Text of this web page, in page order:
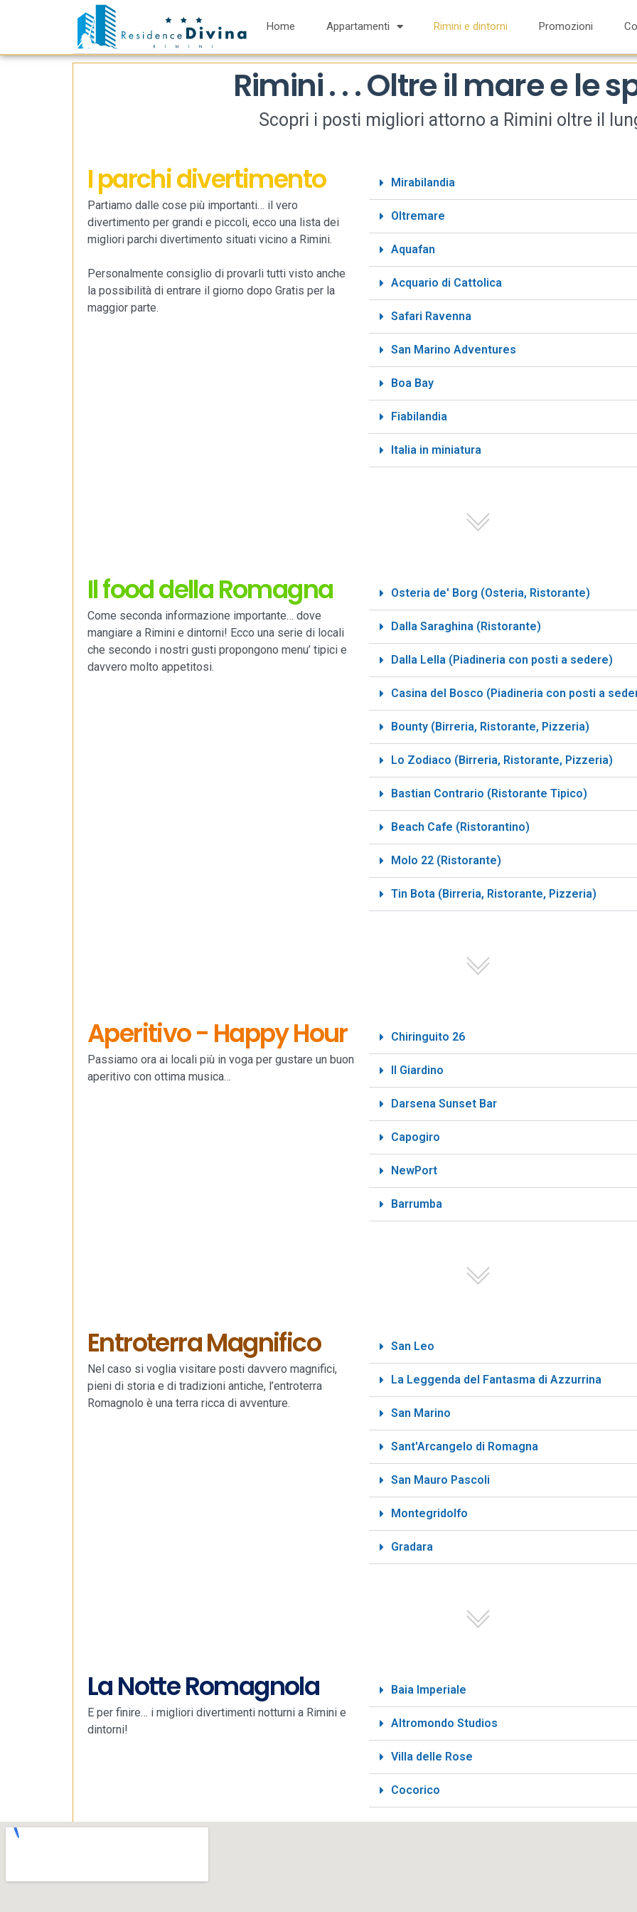
Home Appartamenti Rimini e dintorni Promozioni
Rimini . . . Oltre il mare e le
Scopri i posti migliori attorno a Rimini oltre il
I parchi divertimento
Partiamo dalle cose più importanti… il vero
divertimento per grandi e piccoli, ecco una lista dei
migliori parchi divertimento situati vicino a Rimini.
Personalmente consiglio di provarli tutti visto anche
la possibilità di entrare il giorno dopo Gratis per la
maggior parte.
Mirabilandia
Oltremare
Aquafan
Acquario di Cattolica
Safari Ravenna
San Marino Adventures
Boa Bay
Fiabilandia
Italia in miniatura
Il food della Romagna
Come seconda informazione importante… dove
mangiare a Rimini e dintorni! Ecco una serie di locali
che secondo i nostri gusti propongono menu’ tipici e
davvero molto appetitosi.
Osteria de' Borg (Osteria, Ristorante)
Dalla Saraghina (Ristorante)
Dalla Lella (Piadineria con posti a sedere)
Casina del Bosco (Piadineria con posti a
Bounty (Birreria, Ristorante, Pizzeria)
Lo Zodiaco (Birreria, Ristorante, Pizzeria)
Bastian Contrario (Ristorante Tipico)
Beach Cafe (Ristorantino)
Molo 22 (Ristorante)
Tin Bota (Birreria, Ristorante, Pizzeria)
Aperitivo - Happy Hour
Passiamo ora ai locali più in voga per gustare un buon
aperitivo con ottima musica…
Chiringuito 26
Il Giardino
Darsena Sunset Bar
Capogiro
NewPort
Barrumba
Entroterra Magnifico
Nel caso si voglia visitare posti davvero magnifici,
pieni di storia e di tradizioni antiche, l’entroterra
Romagnolo è una terra ricca di avventure.
San Leo
La Leggenda del Fantasma di Azzurrina
San Marino
Sant'Arcangelo di Romagna
San Mauro Pascoli
Montegridolfo
Gradara
La Notte Romagnola
E per finire… i migliori divertimenti notturni a Rimini e
dintorni!
Baia Imperiale
Altromondo Studios
Villa delle Rose
Cocorico